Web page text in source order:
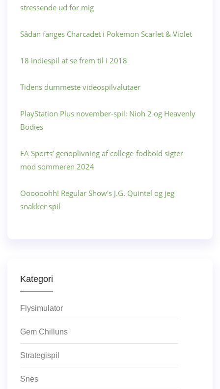
stressende ud for mig
Sådan fanges Charcadet i Pokemon Scarlet & Violet
18 indiespil at se frem til i 2018
Tidens dummeste videospilvalutaer
PlayStation Plus november-spil: Nioh 2 og Heavenly
Bodies
EA Sports’ genoplivning af college-fodbold sigter
mod sommeren 2024
Oooooohh! Regular Show's J.G. Quintel og jeg
snakker spil
Kategori
Flysimulator
Gem Chilluns
Strategispil
Snes